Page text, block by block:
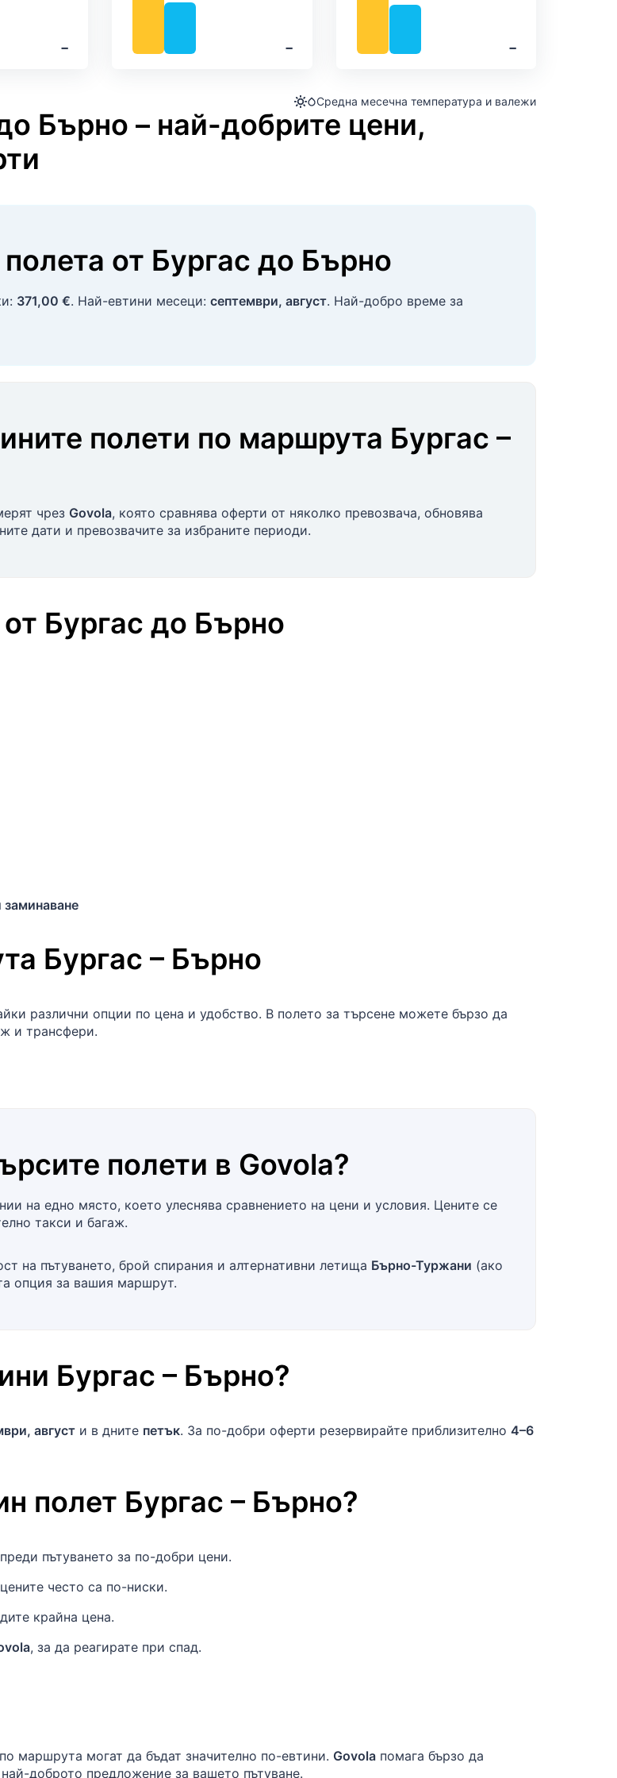
‐ ‐ ‐
Средна месечна температура и валежи
Бърно – най-добрите цени,
от Бургас до Бърно
371,00 €. Най-евтини месеци: септември, август. Най-добро време за
полети по маршрута Бургас –
чрез Govola, която сравнява оферти от няколко превозвача, обновява
дати и превозвачите за избраните периоди.
от Бургас до Бърно
Бургас – Бърно
различни опции по цена и удобство. В полето за търсене можете бързо да
и трансфери.
полети в Govola?
на едно място, което улеснява сравнението на цени и условия. Цените се
такси и багаж.
на пътуването, брой спирания и алтернативни летища Бърно-Туржани (ако
опция за вашия маршрут.
Бургас – Бърно?
август и в дните петък. За по-добри оферти резервирайте приблизително 4–6
полет Бургас – Бърно?
преди пътуването за по-добри цени.
често са по-ниски.
крайна цена.
, за да реагирате при спад.
маршрута могат да бъдат значително по-евтини. Govola помага бързо да
доброто предложение за вашето пътуване.